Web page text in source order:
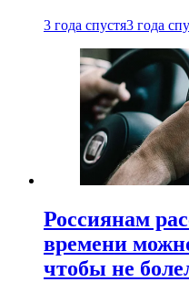
3 года спустя3 года
Россиянам
времени
чтобы не